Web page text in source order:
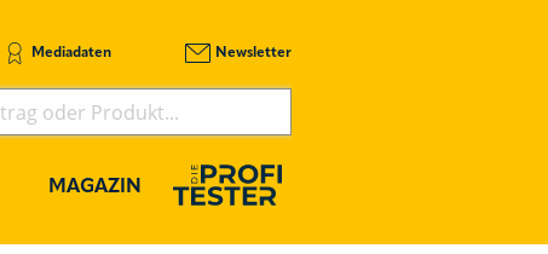
Mediadaten Newsletter
MAGAZIN